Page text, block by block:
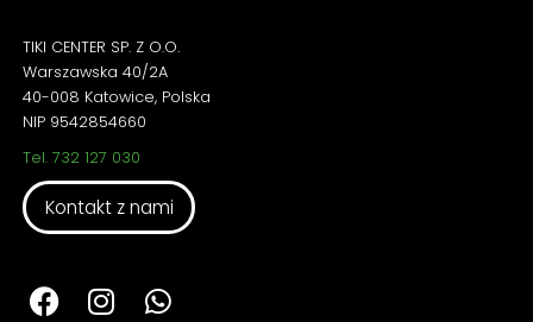
TIKI CENTER SP. Z O.O.
Warszawska 40/2A
40-008 Katowice, Polska
NIP 9542854660
Tel. 732 127 030
Kontakt z nami